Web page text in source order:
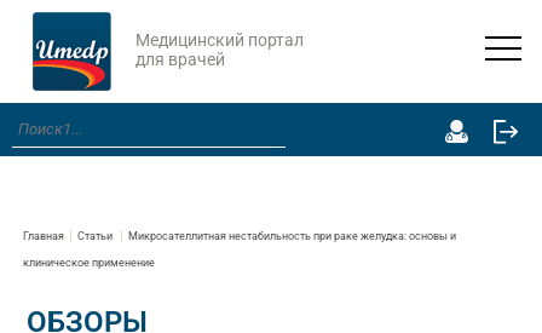
Медицинский портал
для врачей
Главная Статьи Микросателлитная нестабильность при раке желудка: основы и
клиническое применение
ОБЗОРЫ